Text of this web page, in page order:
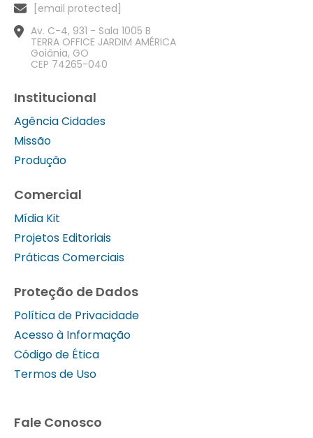
[email protected]
Av. C-4, 931 - Sala 1005 B
TERRA OFFICE JARDIM AMÉRICA
Goiânia, GO
CEP 74265-040
Institucional
Agência Cidades
Missão
Produção
Comercial
Mídia Kit
Projetos Editoriais
Práticas Comerciais
Proteção de Dados
Política de Privacidade
Acesso à Informação
Código de Ética
Termos de Uso
Fale Conosco